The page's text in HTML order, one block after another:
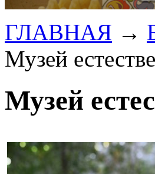
ГЛАВНАЯ →
Музей
Музей